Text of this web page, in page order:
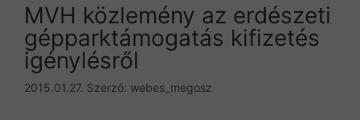
MVH közlemény az erdészeti
gépparktámogatás kifizetés
igénylésről
2015.01.27. Szerző: webes_megosz